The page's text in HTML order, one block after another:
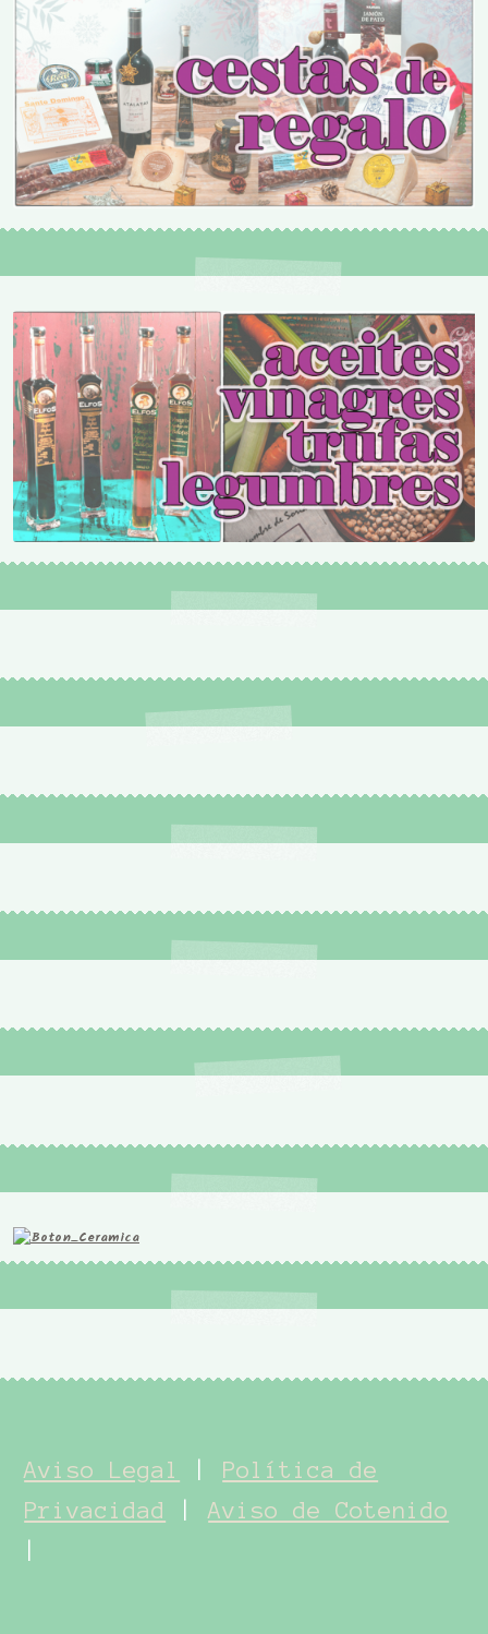
Aviso Legal
Política de
Privacidad
|Aviso de Cotenido